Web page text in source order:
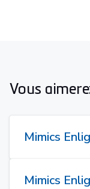
Vous
Mimics
Mimics